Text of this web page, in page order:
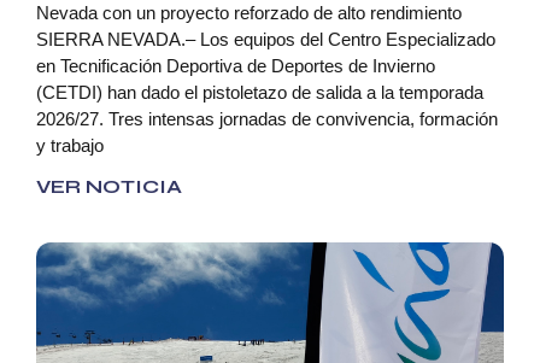
Nevada con un proyecto reforzado de alto rendimiento
SIERRA NEVADA.– Los equipos del Centro Especializado
en Tecnificación Deportiva de Deportes de Invierno
(CETDI) han dado el pistoletazo de salida a la temporada
2026/27. Tres intensas jornadas de convivencia, formación
y trabajo
VER NOTICIA